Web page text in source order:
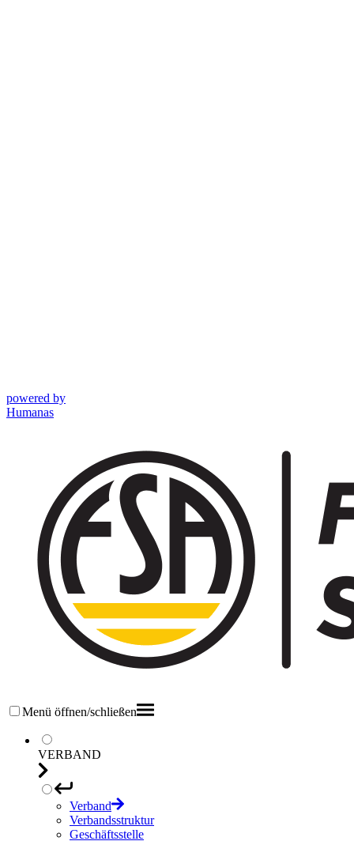
powered by
Humanas
Menü öffnen/schließen
VERBAND
Verband
Verbandsstruktur
Geschäftsstelle